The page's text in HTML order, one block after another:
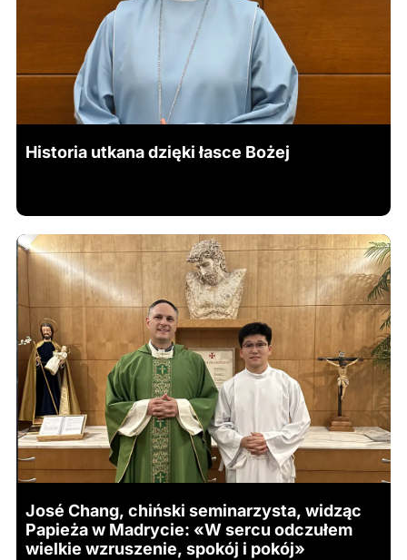
Historia utkana dzięki łasce Bożej
José Chang, chiński seminarzysta, widząc
Papieża w Madrycie: «W sercu odczułem
wielkie wzruszenie, spokój i pokój»